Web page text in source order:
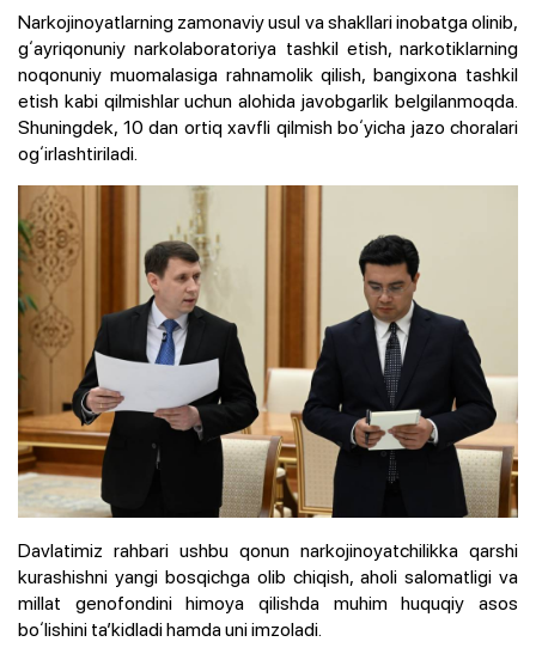
Narkojinoyatlarning zamonaviy usul va shakllari inobatga olinib,
gʻayriqonuniy narkolaboratoriya tashkil etish, narkotiklarning
noqonuniy muomalasiga rahnamolik qilish, bangixona tashkil
etish kabi qilmishlar uchun alohida javobgarlik belgilanmoqda.
Shuningdek, 10 dan ortiq xavfli qilmish boʻyicha jazo choralari
ogʻirlashtiriladi.
Davlatimiz rahbari ushbu qonun narkojinoyatchilikka qarshi
kurashishni yangi bosqichga olib chiqish, aholi salomatligi va
millat genofondini himoya qilishda muhim huquqiy asos
boʻlishini taʼkidladi hamda uni imzoladi.